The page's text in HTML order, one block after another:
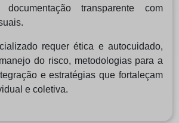
transparente com
requer ética e autocuidado,
do risco, metodologias para a
e estratégias que fortaleçam
e coletiva.